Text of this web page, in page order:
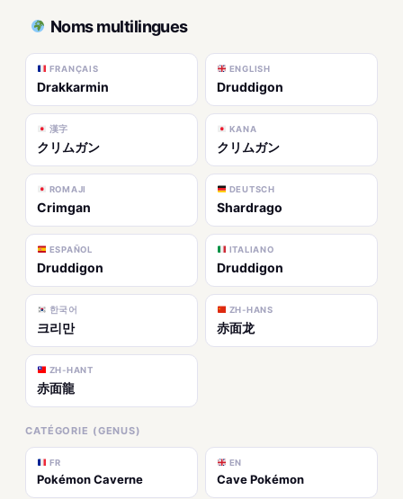
Noms multilingues
FRANÇAIS
Drakkarmin
ENGLISH
Druddigon
漢字
クリムガン
KANA
クリムガン
ROMAJI
Crimgan
DEUTSCH
Shardrago
ESPAÑOL
Druddigon
ITALIANO
Druddigon
한국어
크리만
ZH-HANS
赤面龙
ZH-HANT
赤面龍
CATÉGORIE (GENUS)
FR
Pokémon Caverne
EN
Cave Pokémon